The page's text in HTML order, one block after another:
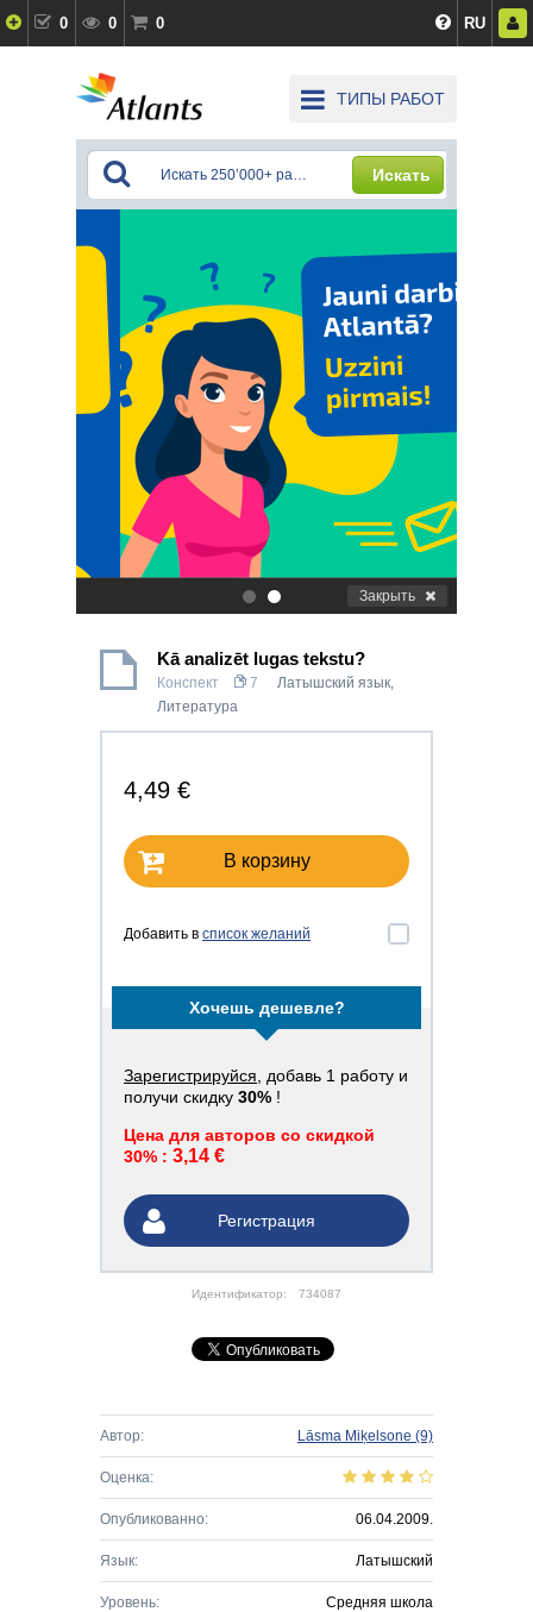
0 0 0 RU
ТИПЫ РАБОТ
Искать
. Закрыть
Kā analizēt lugas tekstu?
Конспект 7 Латышский язык,
Литература
4,49 €
В корзину
Добавить в список желаний
Хочешь дешевле?
Зарегистрируйся , добавь 1 работу и
получи скидку 30% !
Цена для авторов со скидкой
30% : 3,14 €
Регистрация
Идентификатор: 734087
Автор: Lāsma Miķelsone (9)
Оценка:
Опубликованно: 06.04.2009.
Язык: Латышский
Уровень: Средняя школа